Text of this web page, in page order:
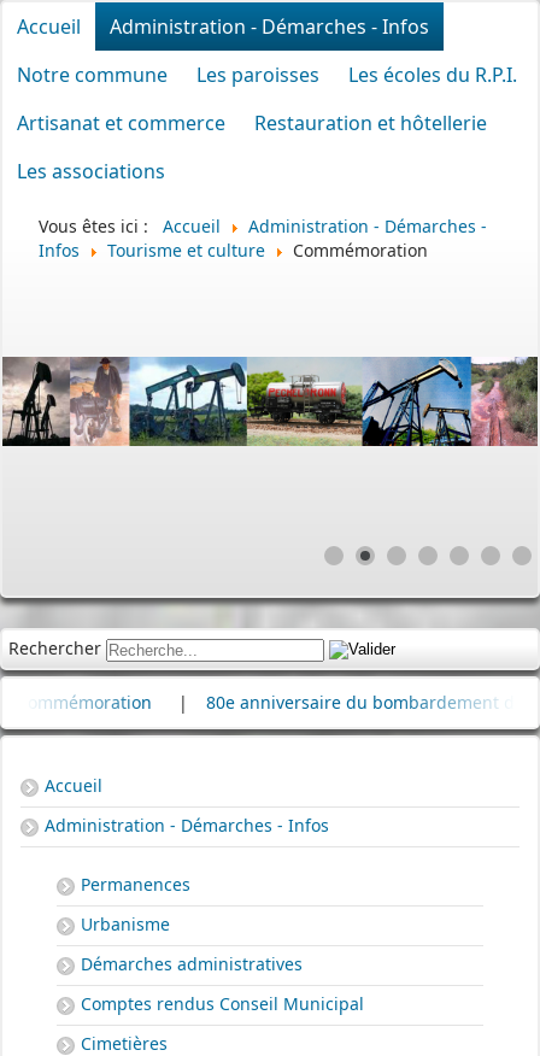
Accueil
Administration - Démarches - Infos
Notre commune
Les paroisses
Les écoles du R.P.I.
Artisanat et commerce
Restauration et hôtellerie
Les associations
Vous êtes ici : Accueil
Administration - Démarches -
Infos
Tourisme et culture Commémoration
Rechercher
| 80e anniversaire du bombardement de la
Accueil
Administration - Démarches - Infos
Permanences
Urbanisme
Démarches administratives
Comptes rendus Conseil Municipal
Cimetières